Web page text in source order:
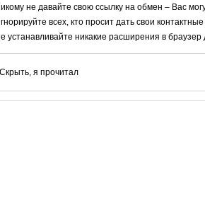
не давайте свою ссылку на обмен – Вас
всех, кто просит дать свои
устанавливайте никакие расширения в
Скрыть, я прочитал